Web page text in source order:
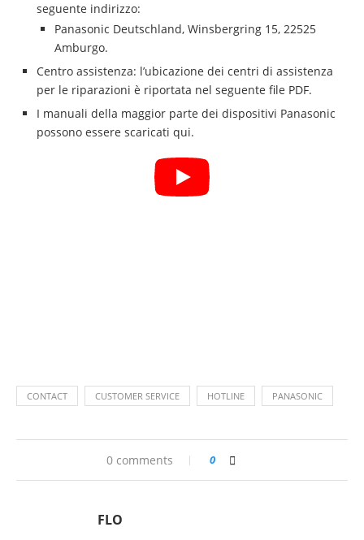
seguente indirizzo:
Panasonic Deutschland, Winsbergring 15, 22525
Amburgo.
Centro assistenza: l’ubicazione dei centri di assistenza
per le riparazioni è riportata nel seguente file PDF.
I manuali della maggior parte dei dispositivi Panasonic
possono essere scaricati qui.
CONTACT CUSTOMER SERVICE HOTLINE PANASONIC
0 comments 0
FLO